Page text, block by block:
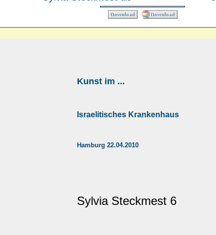
Kunst im ...
Israelitisches Krankenhaus
Hamburg 22.04.2010
Sylvia Steckmest 6